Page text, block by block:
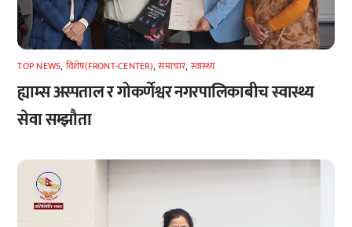
TOP NEWS, विशेष(FRONT-CENTER),समाचार, स्वास्थ्य
ह्याम्स अस्पताल र गोकर्णेश्वर नगरपालिकाबीच स्वास्थ्य
सेवा सम्झौता